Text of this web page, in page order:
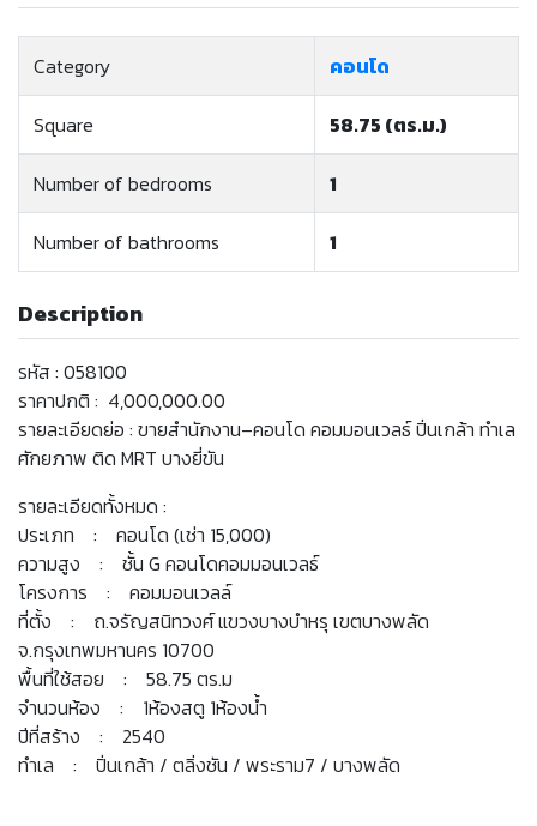
Category คอนโด
Square 58.75 (ตร.ม.)
Number of bedrooms 1
Number of bathrooms 1
Description
รหัส : 058100
ราคาปกติ : 4,000,000.00
รายละเอียดย่อ : ขายสำนักงาน–คอนโด คอมมอนเวลธ์ ปิ่นเกล้า ทำเล
ศักยภาพ ติด MRT บางยี่ขัน
รายละเอียดทั้งหมด :
ประเภท : คอนโด (เช่า 15,000)
ความสูง : ชั้น G คอนโดคอมมอนเวลธ์
โครงการ : คอมมอนเวลล์
ที่ตั้ง : ถ.จรัญสนิทวงศ์ แขวงบางบำหรุ เขตบางพลัด
จ.กรุงเทพมหานคร 10700
พื้นที่ใช้สอย : 58.75 ตร.ม
จำนวนห้อง : 1ห้องสตู 1ห้องน้ำ
ปีที่สร้าง : 2540
ทำเล : ปิ่นเกล้า / ตลิ่งชัน / พระราม7 / บางพลัด